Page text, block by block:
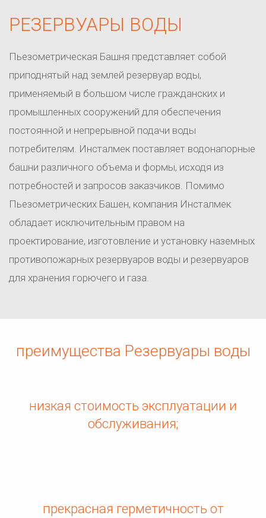
РЕЗЕРВУАРЫ ВОДЫ
Пьезометрическая Башня представляет собой
приподнятый над землей резервуар воды,
применяемый в большом числе гражданских и
промышленных сооружений для обеспечения
постоянной и непрерывной подачи воды
потребителям. Инсталмек поставляет водонапорные
башни различного объема и формы, исходя из
потребностей и запросов заказчиков. Помимо
Пьезометрических Башен, компания Инсталмек
обладает исключительным правом на
проектирование, изготовление и установку наземных
противопожарных резервуаров воды и резервуаров
для хранения горючего и газа.
преимущества Резервуары воды
низкая стоимость эксплуатации и
обслуживания;
прекрасная герметичность от